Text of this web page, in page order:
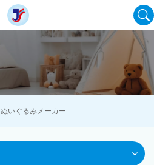
ぬいぐるみメーカー